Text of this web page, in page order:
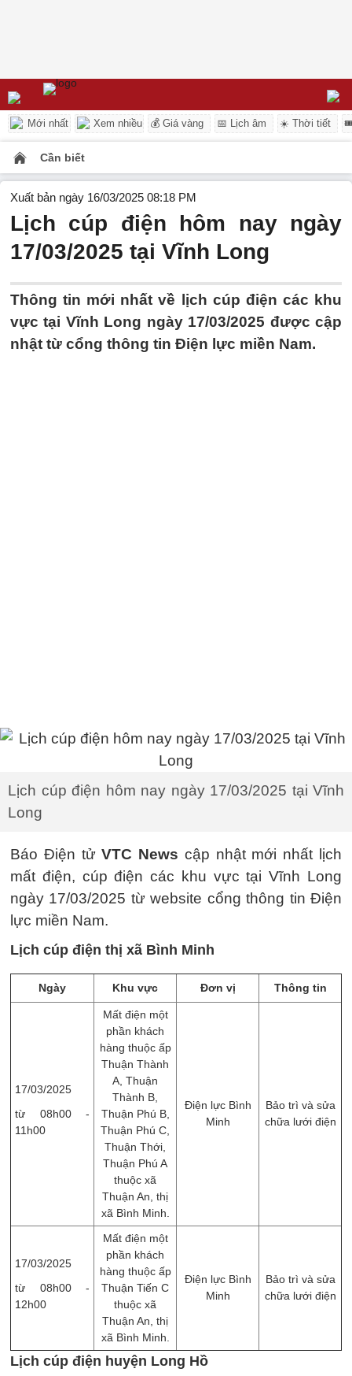
Mới nhất Xem nhiều 💰 Giá vàng 📅 Lịch âm ☀️ Thời tiết
Cần biết
Xuất bản ngày 16/03/2025 08:18 PM
Lịch cúp điện hôm nay ngày
17/03/2025 tại Vĩnh Long
Thông tin mới nhất về lịch cúp điện các khu
vực tại Vĩnh Long ngày 17/03/2025 được cập
nhật từ cổng thông tin Điện lực miền Nam.
Lịch cúp điện hôm nay ngày 17/03/2025 tại Vĩnh
Long
Báo Điện tửVTC News cập nhật mới nhất lịch
mất điện, cúp điện các khu vực tại Vĩnh Long
ngày 17/03/2025 từ website cổng thông tin Điện
lực miền Nam.
Lịch cúp điện thị xã Bình Minh
Ngày Khu vực Đơn vị Thông tin
17/03/2025
từ 08h00 -
11h00
Mất điện một
phần khách
hàng thuộc ấp
Thuận Thành
A, Thuận
Thành B,
Thuận Phú B,
Thuận Phú C,
Thuận Thới,
Thuận Phú A
thuộc xã
Thuận An, thị
xã Bình Minh.
Điện lực Bình
Minh
Bảo trì và sửa
chữa lưới điện
17/03/2025
từ 08h00 -
12h00
Mất điện một
phần khách
hàng thuộc ấp
Thuận Tiến C
thuộc xã
Thuận An, thị
xã Bình Minh.
Điện lực Bình
Minh
Bảo trì và sửa
chữa lưới điện
Lịch cúp điện huyện Long Hồ